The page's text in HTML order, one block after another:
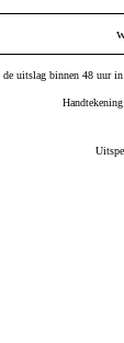
de uitslag binnen 48 uur